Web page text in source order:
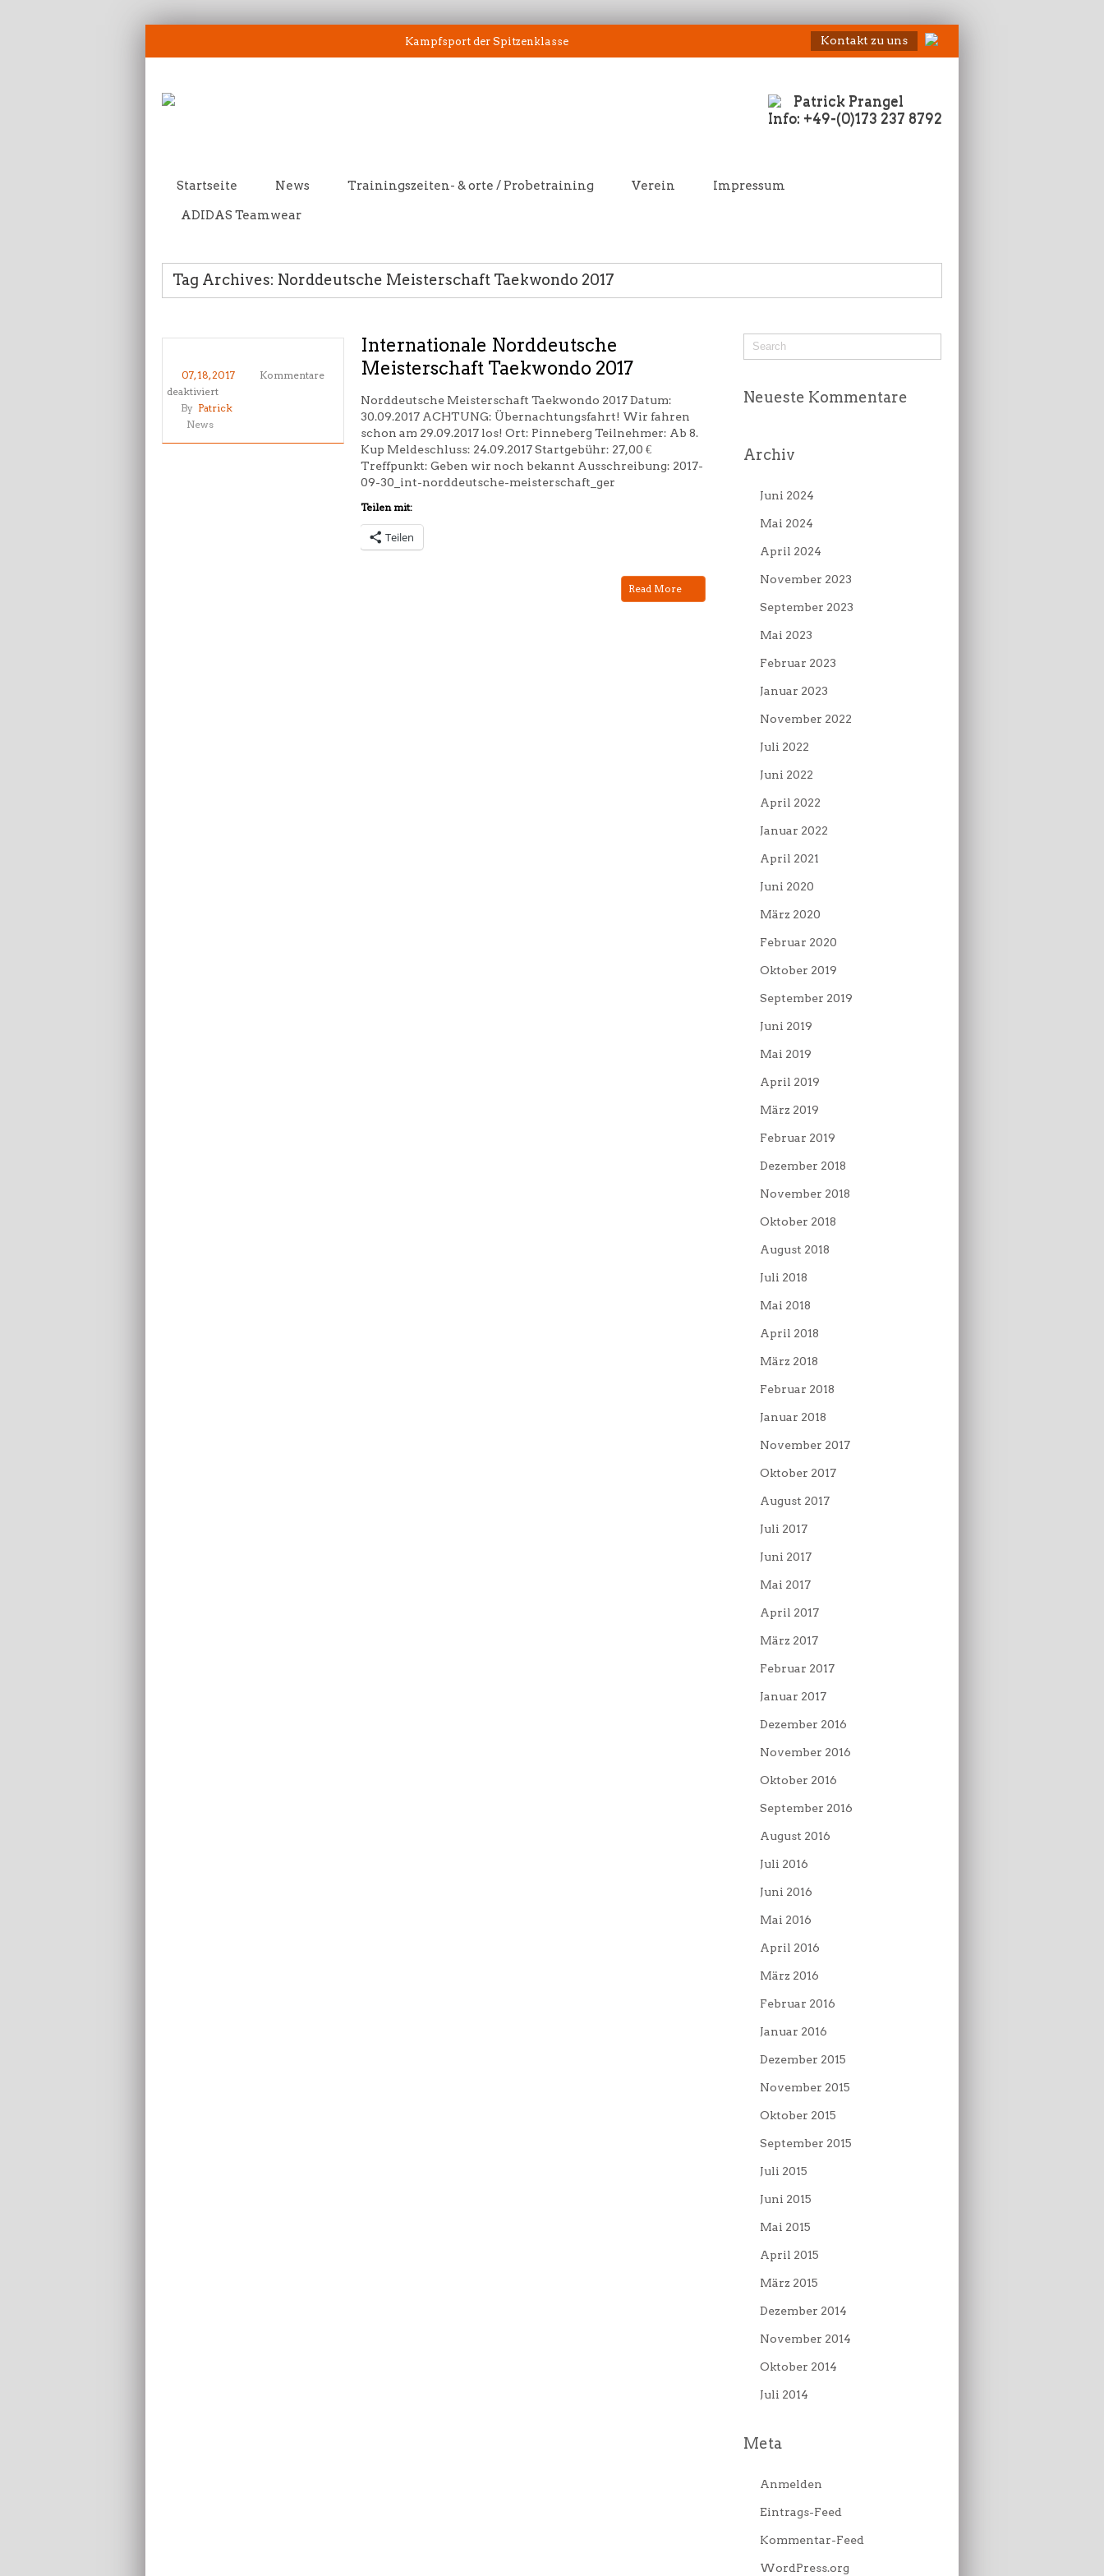
Kampfsport der Spitzenklasse Kontakt zu uns
Patrick Prangel
Info: +49-(0)173 237 8792
Startseite News Trainingszeiten- & orte / Probetraining Verein
Impressum
ADIDAS Teamwear
Tag Archives: Norddeutsche Meisterschaft Taekwondo 2017
07, 18, 2017
Kommentare
deaktiviertfür
Internationale
By Patrick
News
Internationale Norddeutsche
Meisterschaft Taekwondo 2017
Norddeutsche Meisterschaft Taekwondo 2017 Datum:
30.09.2017 ACHTUNG: Übernachtungsfahrt! Wir fahren
schon am 29.09.2017 los! Ort: Pinneberg Teilnehmer: Ab 8.
Kup Meldeschluss: 24.09.2017 Startgebühr: 27,00 €
Treffpunkt: Geben wir noch bekannt Ausschreibung: 2017-
09-30_int-norddeutsche-meisterschaft_ger
Teilen mit:
Teilen
Read More
Neueste Kommentare
Archiv
Juni 2024
Mai 2024
April 2024
November 2023
September 2023
Mai 2023
Februar 2023
Januar 2023
November 2022
Juli 2022
Juni 2022
April 2022
Januar 2022
April 2021
Juni 2020
März 2020
Februar 2020
Oktober 2019
September 2019
Juni 2019
Mai 2019
April 2019
März 2019
Februar 2019
Dezember 2018
November 2018
Oktober 2018
August 2018
Juli 2018
Mai 2018
April 2018
März 2018
Februar 2018
Januar 2018
November 2017
Oktober 2017
August 2017
Juli 2017
Juni 2017
Mai 2017
April 2017
März 2017
Februar 2017
Januar 2017
Dezember 2016
November 2016
Oktober 2016
September 2016
August 2016
Juli 2016
Juni 2016
Mai 2016
April 2016
März 2016
Februar 2016
Januar 2016
Dezember 2015
November 2015
Oktober 2015
September 2015
Juli 2015
Juni 2015
Mai 2015
April 2015
März 2015
Dezember 2014
November 2014
Oktober 2014
Juli 2014
Meta
Anmelden
Eintrags-Feed
Kommentar-Feed
WordPress.org